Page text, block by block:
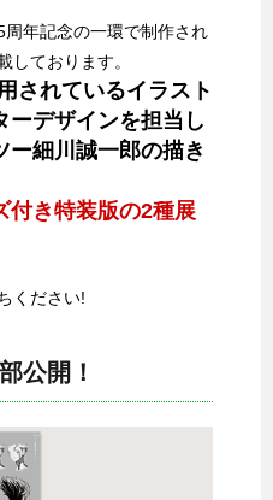
年記念の一環で制作され
しております。
されているイラスト
ーデザインを担当し
ー細川誠一郎の描き
付き特装版の2種展
ください!
公開！